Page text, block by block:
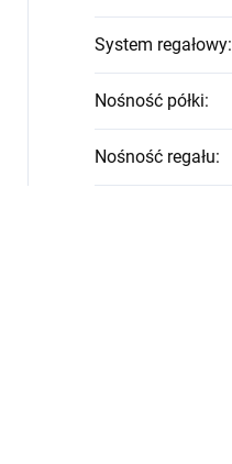
System regałowy:
Nośność półki:
Nośność regału: